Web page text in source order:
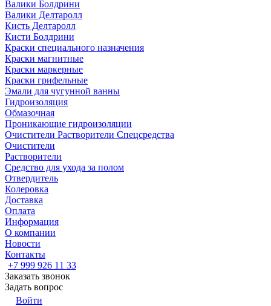
Валики Болдрини
Валики Делтаролл
Кисть Делтаролл
Кисти Болдрини
Краски специального назначения
Краски магнитные
Краски маркерные
Краски грифельные
Эмали для чугунной ванны
Гидроизоляция
Обмазочная
Проникающие гидроизоляции
Очистители Растворители Спецсредства
Очистители
Растворители
Средство для ухода за полом
Отвердитель
Колеровка
Доставка
Оплата
Информация
О компании
Новости
Контакты
+7 999 926 11 33
Заказать звонок
Задать вопрос
Войти